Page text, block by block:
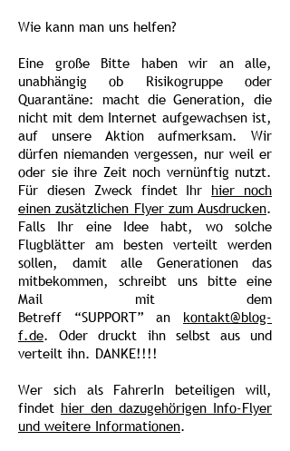
Wie kann man uns helfen?
Eine große Bitte haben wir an alle,
unabhängig ob Risikogruppe oder
Quarantäne: macht die Generation, die
nicht mit dem Internet aufgewachsen ist,
auf unsere Aktion aufmerksam. Wir
dürfen niemanden vergessen, nur weil er
oder sie ihre Zeit noch vernünftig nutzt.
Für diesen Zweck findet Ihr hier noch
einen zusätzlichen Flyer zum Ausdrucken.
Falls Ihr eine Idee habt, wo solche
Flugblätter am besten verteilt werden
sollen, damit alle Generationen das
mitbekommen, schreibt uns bitte eine
Mail mit dem
Betreff “SUPPORT” an kontakt@blog-
f.de. Oder druckt ihn selbst aus und
verteilt ihn. DANKE!!!!
Wer sich als FahrerIn beteiligen will,
findet hier den dazugehörigen Info-Flyer
und weitere Informationen.